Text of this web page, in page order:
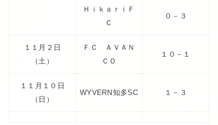
ＨｉｋａｒｉＦ
Ｃ
０－３
１１月２日
（土）
ＦＣ ＡＶＡＮ
ＣＯ
１０－１
１１月１０日
（日）
WYVERN知多SC １－３